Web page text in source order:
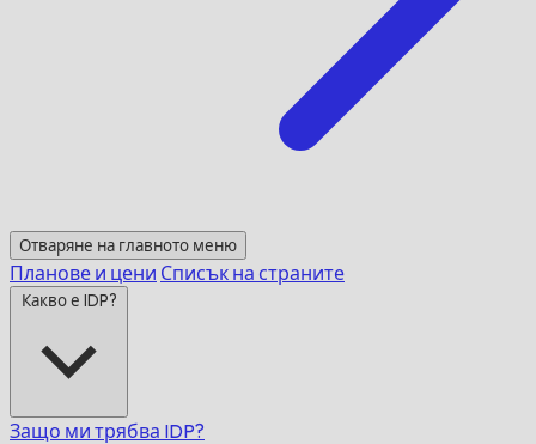
Отваряне на главното меню
Планове и цени Списък на страните
Какво е IDP?
Защо ми трябва IDP?